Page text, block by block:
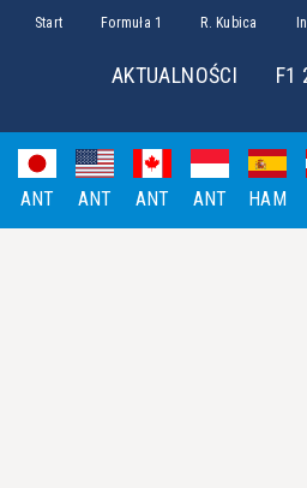
Start Formuła 1 R. Kubica
AKTUALNOŚCI F1
ANT ANT ANT ANT HAM